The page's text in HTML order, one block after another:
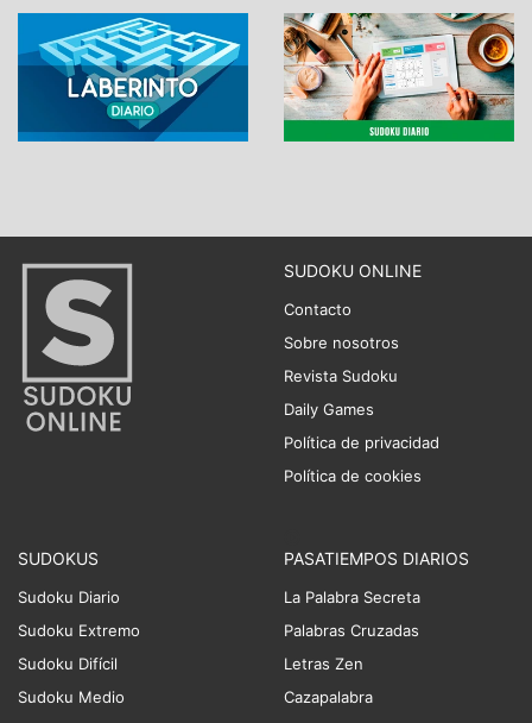
SUDOKU ONLINE
Contacto
Sobre nosotros
Revista Sudoku
Daily Games
Política de privacidad
Política de cookies
SUDOKUS
Sudoku Diario
Sudoku Extremo
Sudoku Difícil
Sudoku Medio
PASATIEMPOS DIARIOS
La Palabra Secreta
Palabras Cruzadas
Letras Zen
Cazapalabra